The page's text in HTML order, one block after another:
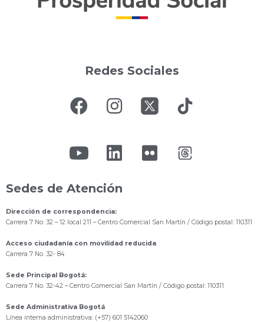
Redes Sociales
Sedes de Atención
Dirección de correspondencia:
Carrera 7 No. 32 – 12 local 211 – Centro Comercial San Martín / Código postal: 110311
Acceso ciudadanía con movilidad reducida
Carrera 7 No. 32- 84
Sede Principal Bogotá:
Carrera 7 No. 32-42 – Centro Comercial San Martín / Código postal: 110311
Sede Administrativa Bogotá
Línea interna administrativa: (+57) 601 5142060